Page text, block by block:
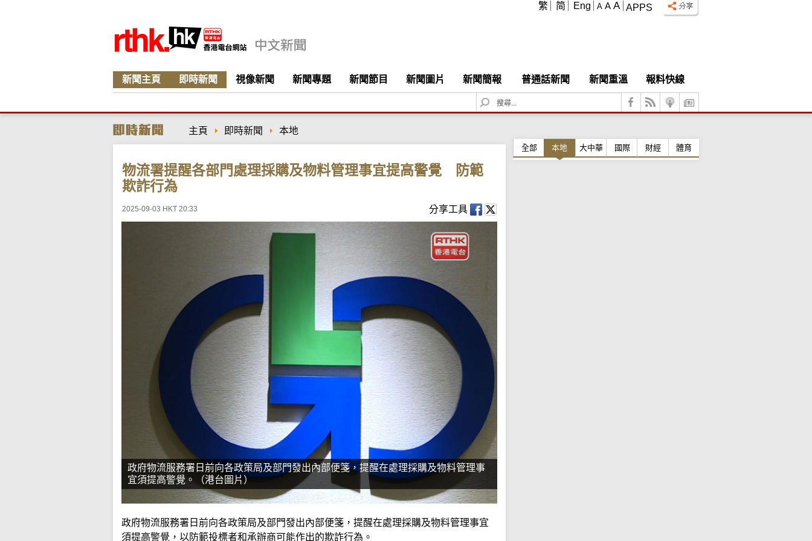
APPS
A A A
繁 简 Eng
新聞主頁 即時新聞 視像新聞 新聞專題 新聞節目 新聞圖片 新聞簡報 普通話新聞 新聞重溫
報料快線
S
e
c
主頁 即時新聞 本地
物流署提醒各部門處理採購及物料管理事宜提高警覺 防範
欺詐行為
2025-09-03 HKT 20:33 分享工具
政府物流服務署日前向各政策局及部門發出內部便箋，提醒在處理採購及物料管理事
宜須提高警覺。（港台圖片）
政府物流服務署日前向各政策局及部門發出內部便箋，提醒在處理採購及物料管理事宜
須提高警覺，以防範投標者和承辦商可能作出的欺詐行為。
全部 本地 大中華 國際 財經 體育